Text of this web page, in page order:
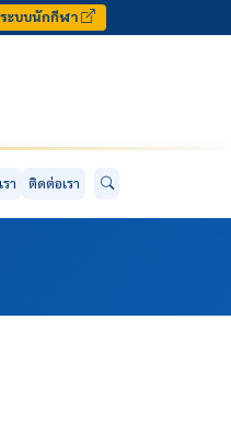
ระบบนักกีฬา
า ติดต่อเรา